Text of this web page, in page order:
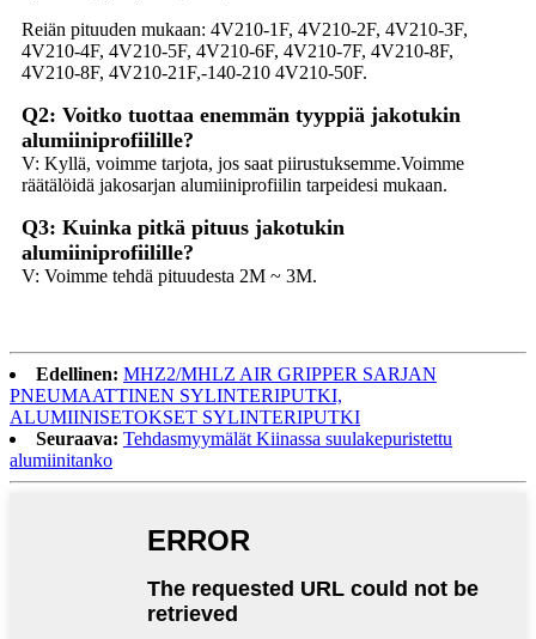
Reiän pituuden mukaan: 4V210-1F, 4V210-2F, 4V210-3F,
4V210-4F, 4V210-5F, 4V210-6F, 4V210-7F, 4V210-8F,
4V210-8F, 4V210-21F,-140-210 4V210-50F.
Q2: Voitko tuottaa enemmän tyyppiä jakotukin
alumiiniprofiilille?
V: Kyllä, voimme tarjota, jos saat piirustuksemme.Voimme
räätälöidä jakosarjan alumiiniprofiilin tarpeidesi mukaan.
Q3: Kuinka pitkä pituus jakotukin
alumiiniprofiilille?
V: Voimme tehdä pituudesta 2M ~ 3M.
Edellinen: MHZ2/MHLZ AIR GRIPPER SARJAN
PNEUMAATTINEN SYLINTERIPUTKI,
ALUMIINISETOKSET SYLINTERIPUTKI
Seuraava: Tehdasmyymälät Kiinassa suulakepuristettu
alumiinitanko